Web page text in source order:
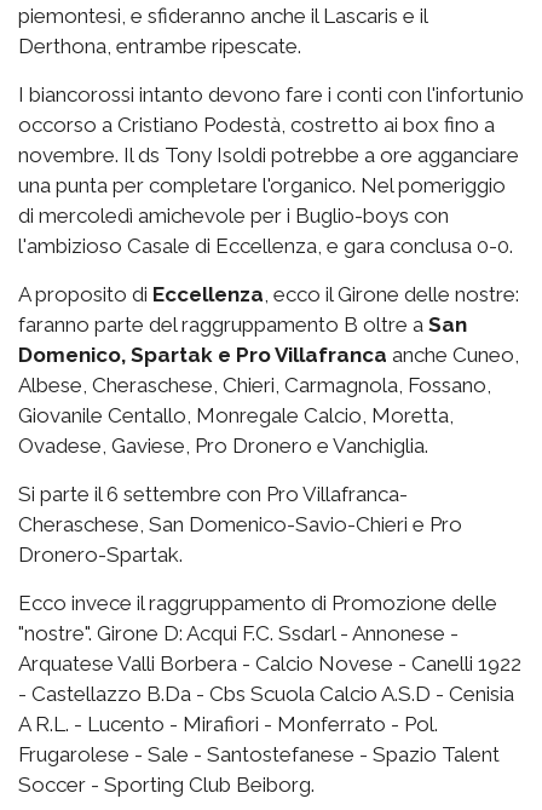
piemontesi, e sfideranno anche il Lascaris e il
Derthona, entrambe ripescate.
I biancorossi intanto devono fare i conti con l'infortunio
occorso a Cristiano Podestà, costretto ai box fino a
novembre. Il ds Tony Isoldi potrebbe a ore agganciare
una punta per completare l'organico. Nel pomeriggio
di mercoledì amichevole per i Buglio-boys con
l'ambizioso Casale di Eccellenza, e gara conclusa 0-0.
A proposito di Eccellenza, ecco il Girone delle nostre:
faranno parte del raggruppamento B oltre a San
Domenico, Spartak e Pro Villafranca anche Cuneo,
Albese, Cheraschese, Chieri, Carmagnola, Fossano,
Giovanile Centallo, Monregale Calcio, Moretta,
Ovadese, Gaviese, Pro Dronero e Vanchiglia.
Si parte il 6 settembre con Pro Villafranca-
Cheraschese, San Domenico-Savio-Chieri e Pro
Dronero-Spartak.
Ecco invece il raggruppamento di Promozione delle
"nostre". Girone D: Acqui F.C. Ssdarl - Annonese -
Arquatese Valli Borbera - Calcio Novese - Canelli 1922
- Castellazzo B.Da - Cbs Scuola Calcio A.S.D - Cenisia
A R.L. - Lucento - Mirafiori - Monferrato - Pol.
Frugarolese - Sale - Santostefanese - Spazio Talent
Soccer - Sporting Club Beiborg.